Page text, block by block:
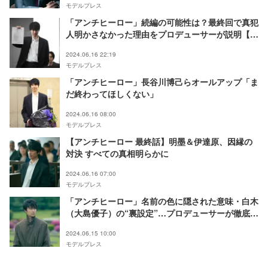
モデルプレス
「アンチヒーロー」続編の可能性は？最終回で真犯
人明かさなかった理由をプロデューサーが説明【飯
2024.06.16 22:19
モデルプレス
「アンチヒーロー」長谷川博己らオールアップ「ま
だ終わってほしくない」
2024.06.16 08:00
モデルプレス
【アンチヒーロー 最終話】明墨＆伊達原、因縁の
対決 すべての真相明らかに
2024.06.16 07:00
モデルプレス
「アンチヒーロー」名前の色に隠された意味・白木
（大島優子）の“裏設定”…プロデューサーが徹底解
2024.06.15 10:00
モデルプレス